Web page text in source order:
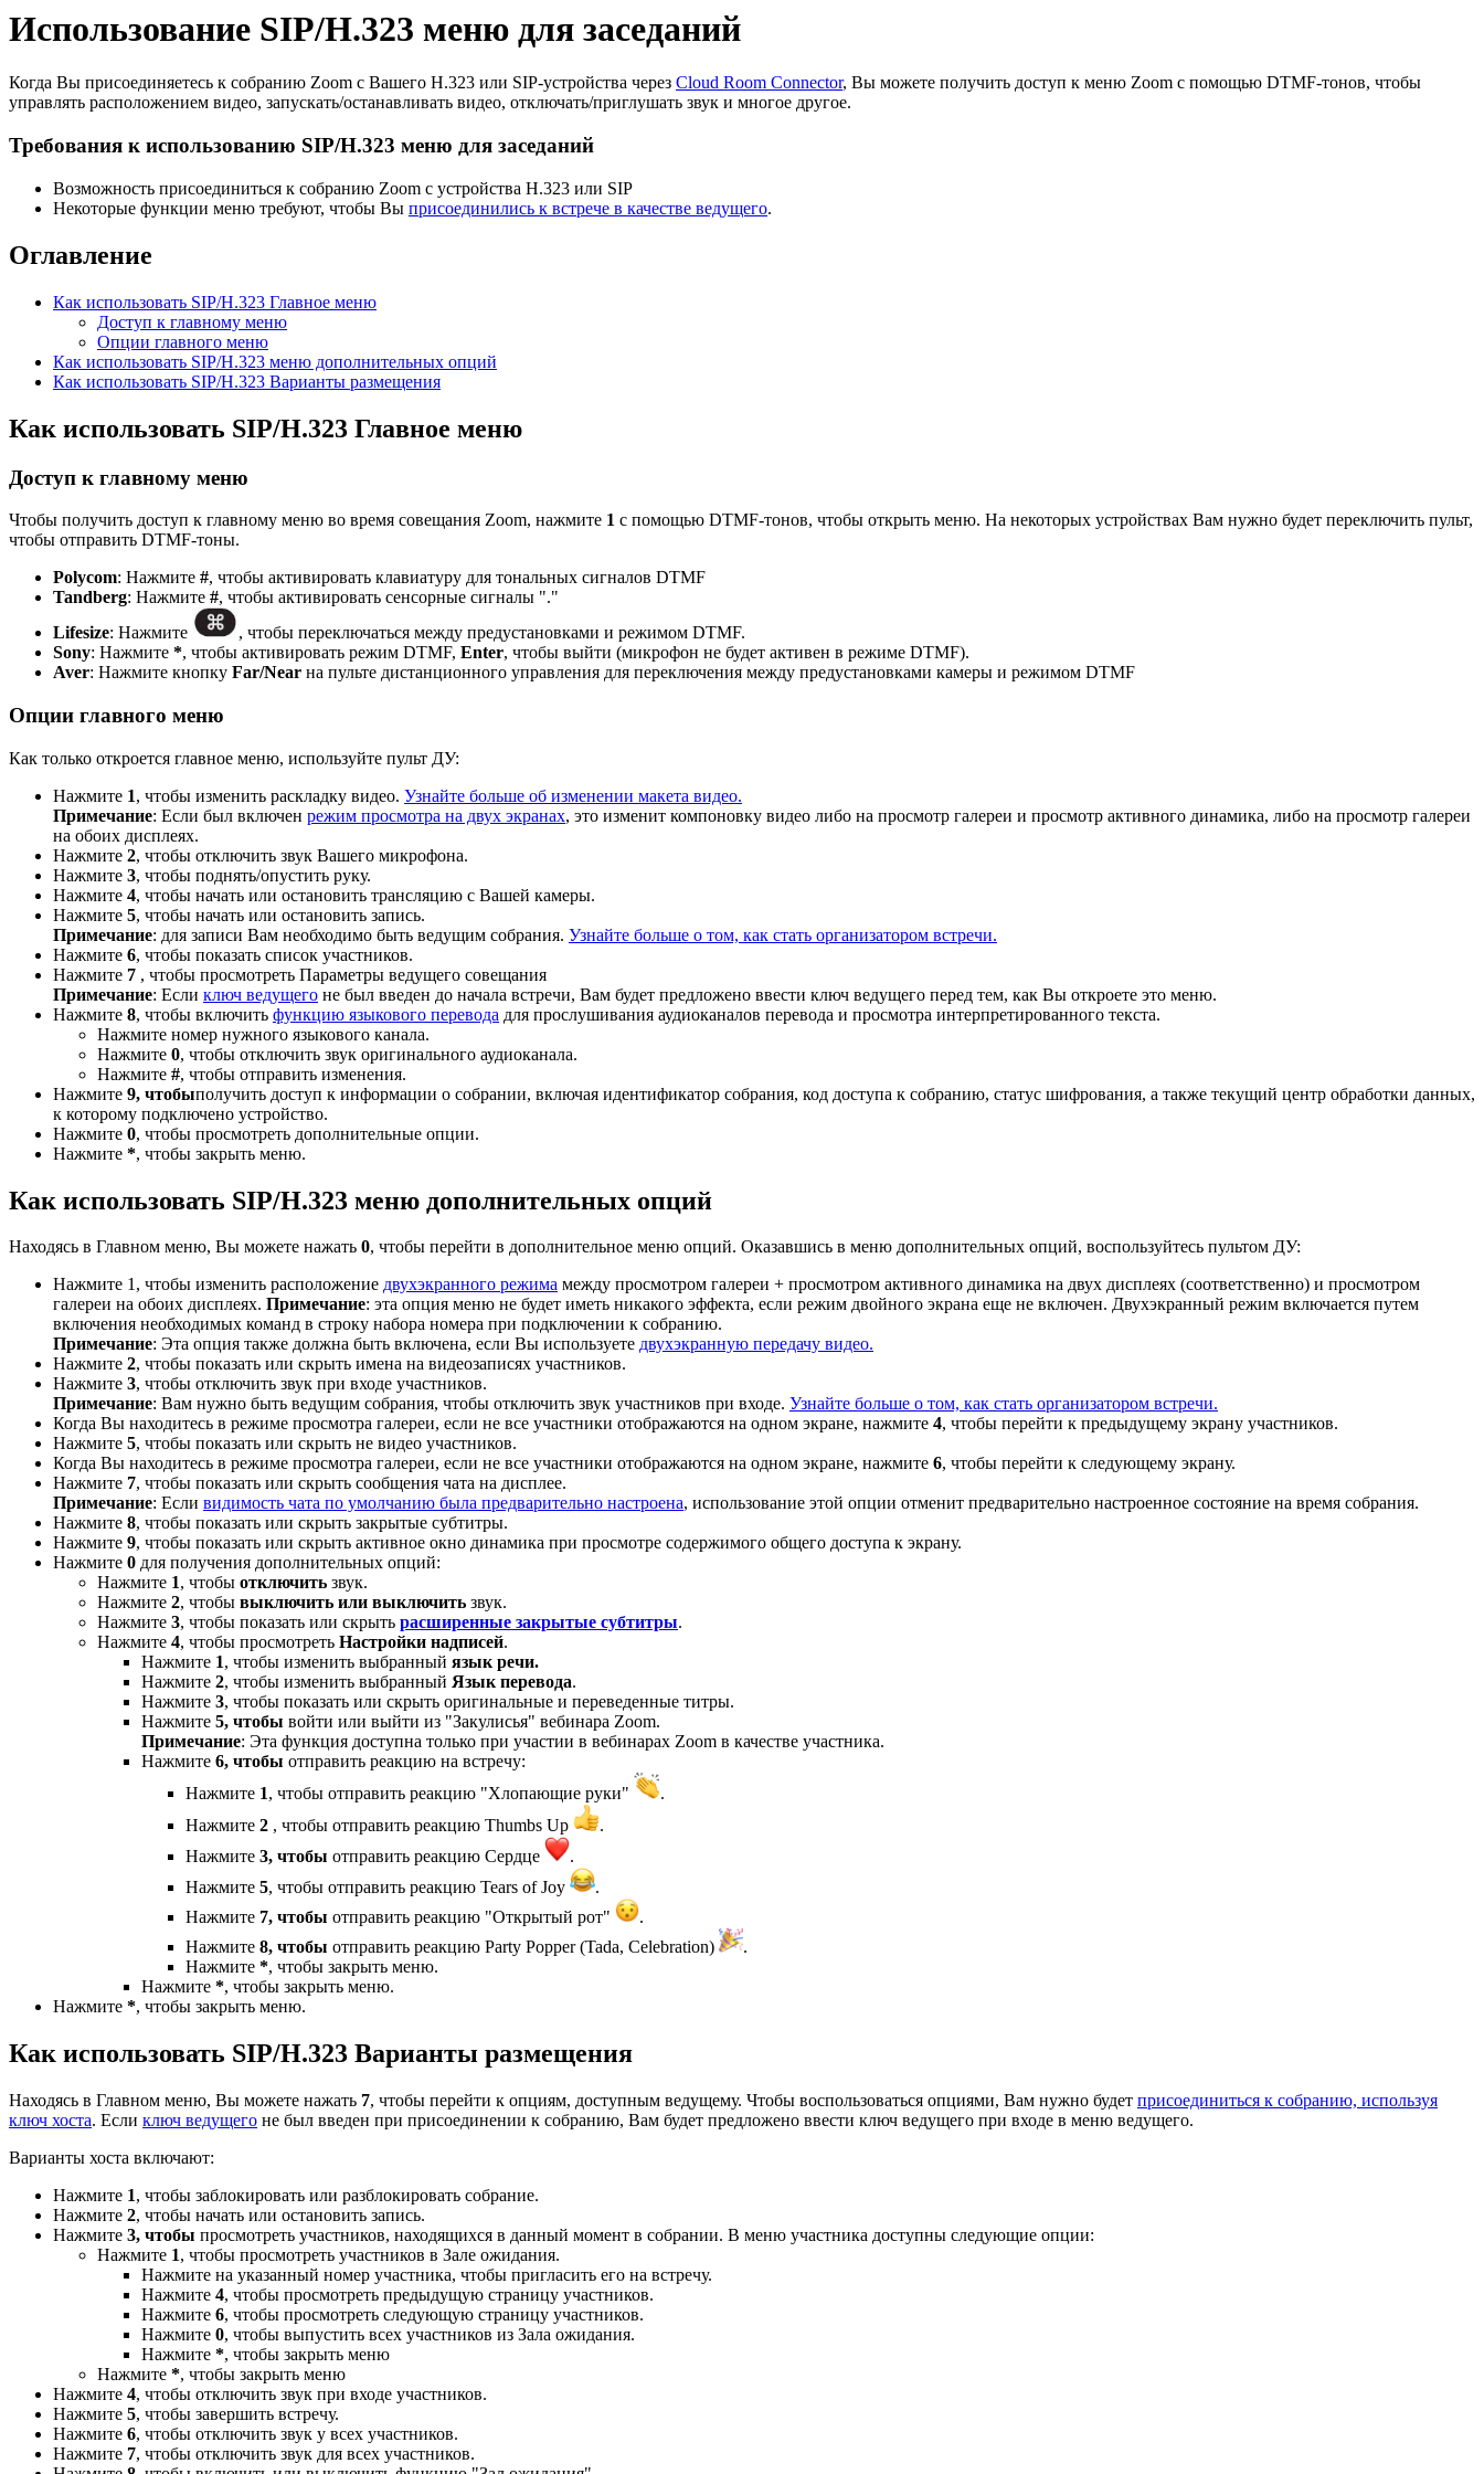
Использование SIP/H.323 меню для заседаний
Когда Вы присоединяетесь к собранию Zoom с Вашего H.323 или SIP-устройства через Cloud Room Connector, Вы можете получить доступ к меню Zoom с помощью DTMF-тонов, чтобы
управлять расположением видео, запускать/останавливать видео, отключать/приглушать звук и многое другое.
Требования к использованию SIP/H.323 меню для заседаний
Возможность присоединиться к собранию Zoom с устройства H.323 или SIP
Некоторые функции меню требуют, чтобы Вы присоединились к встрече в качестве ведущего.
Оглавление
Как использовать SIP/H.323 Главное меню
Доступ к главному меню
Опции главного меню
Как использовать SIP/H.323 меню дополнительных опций
Как использовать SIP/H.323 Варианты размещения
Как использовать SIP/H.323 Главное меню
Доступ к главному меню
Чтобы получить доступ к главному меню во время совещания Zoom, нажмите 1 с помощью DTMF-тонов, чтобы открыть меню. На некоторых устройствах Вам нужно будет переключить пульт,
чтобы отправить DTMF-тоны.
Polycom: Нажмите #, чтобы активировать клавиатуру для тональных сигналов DTMF
Tandberg: Нажмите #, чтобы активировать сенсорные сигналы "."
Lifesize: Нажмите
, чтобы переключаться между предустановками и режимом DTMF.
Sony: Нажмите *, чтобы активировать режим DTMF, Enter, чтобы выйти (микрофон не будет активен в режиме DTMF).
Aver: Нажмите кнопку Far/Near на пульте дистанционного управления для переключения между предустановками камеры и режимом DTMF
Опции главного меню
Как только откроется главное меню, используйте пульт ДУ:
Нажмите 1, чтобы изменить раскладку видео. Узнайте больше об изменении макета видео.
Примечание: Если был включен режим просмотра на двух экранах, это изменит компоновку видео либо на просмотр галереи и просмотр активного динамика, либо на просмотр галереи
на обоих дисплеях.
Нажмите 2, чтобы отключить звук Вашего микрофона.
Нажмите 3, чтобы поднять/опустить руку.
Нажмите 4, чтобы начать или остановить трансляцию с Вашей камеры.
Нажмите 5, чтобы начать или остановить запись.
Примечание: для записи Вам необходимо быть ведущим собрания. Узнайте больше о том, как стать организатором встречи.
Нажмите 6, чтобы показать список участников.
Нажмите 7 , чтобы просмотреть Параметры ведущего совещания
Примечание: Если ключ ведущего не был введен до начала встречи, Вам будет предложено ввести ключ ведущего перед тем, как Вы откроете это меню.
Нажмите 8, чтобы включить функцию языкового перевода для прослушивания аудиоканалов перевода и просмотра интерпретированного текста.
Нажмите номер нужного языкового канала.
Нажмите 0, чтобы отключить звук оригинального аудиоканала.
Нажмите #, чтобы отправить изменения.
Нажмите 9, чтобыполучить доступ к информации о собрании, включая идентификатор собрания, код доступа к собранию, статус шифрования, а также текущий центр обработки данных,
к которому подключено устройство.
Нажмите 0, чтобы просмотреть дополнительные опции.
Нажмите *, чтобы закрыть меню.
Как использовать SIP/H.323 меню дополнительных опций
Находясь в Главном меню, Вы можете нажать 0, чтобы перейти в дополнительное меню опций. Оказавшись в меню дополнительных опций, воспользуйтесь пультом ДУ:
Нажмите 1, чтобы изменить расположение двухэкранного режима между просмотром галереи + просмотром активного динамика на двух дисплеях (соответственно) и просмотром
галереи на обоих дисплеях. Примечание: эта опция меню не будет иметь никакого эффекта, если режим двойного экрана еще не включен. Двухэкранный режим включается путем
включения необходимых команд в строку набора номера при подключении к собранию.
Примечание: Эта опция также должна быть включена, если Вы используете двухэкранную передачу видео.
Нажмите 2, чтобы показать или скрыть имена на видеозаписях участников.
Нажмите 3, чтобы отключить звук при входе участников.
Примечание: Вам нужно быть ведущим собрания, чтобы отключить звук участников при входе. Узнайте больше о том, как стать организатором встречи.
Когда Вы находитесь в режиме просмотра галереи, если не все участники отображаются на одном экране, нажмите 4, чтобы перейти к предыдущему экрану участников.
Нажмите 5, чтобы показать или скрыть не видео участников.
Когда Вы находитесь в режиме просмотра галереи, если не все участники отображаются на одном экране, нажмите 6, чтобы перейти к следующему экрану.
Нажмите 7, чтобы показать или скрыть сообщения чата на дисплее.
Примечание: Если видимость чата по умолчанию была предварительно настроена, использование этой опции отменит предварительно настроенное состояние на время собрания.
Нажмите 8, чтобы показать или скрыть закрытые субтитры.
Нажмите 9, чтобы показать или скрыть активное окно динамика при просмотре содержимого общего доступа к экрану.
Нажмите 0 для получения дополнительных опций:
Нажмите 1, чтобы отключить звук.
Нажмите 2, чтобы выключить или выключить звук.
Нажмите 3, чтобы показать или скрыть расширенные закрытые субтитры.
Нажмите 4, чтобы просмотреть Настройки надписей.
Нажмите 1, чтобы изменить выбранный язык речи.
Нажмите 2, чтобы изменить выбранный Язык перевода.
Нажмите 3, чтобы показать или скрыть оригинальные и переведенные титры.
Нажмите 5, чтобы войти или выйти из "Закулисья" вебинара Zoom.
Примечание: Эта функция доступна только при участии в вебинарах Zoom в качестве участника.
Нажмите 6, чтобы отправить реакцию на встречу:
Нажмите 1, чтобы отправить реакцию "Хлопающие руки"
.
Нажмите 2 , чтобы отправить реакцию Thumbs Up
.
Нажмите 3, чтобы отправить реакцию Сердце
.
Нажмите 5, чтобы отправить реакцию Tears of Joy
.
Нажмите 7, чтобы отправить реакцию "Открытый рот"
.
Нажмите 8, чтобы отправить реакцию Party Popper (Tada, Celebration)
.
Нажмите *, чтобы закрыть меню.
Нажмите *, чтобы закрыть меню.
Нажмите *, чтобы закрыть меню.
Как использовать SIP/H.323 Варианты размещения
Находясь в Главном меню, Вы можете нажать 7, чтобы перейти к опциям, доступным ведущему. Чтобы воспользоваться опциями, Вам нужно будет присоединиться к собранию, используя
ключ хоста. Если ключ ведущего не был введен при присоединении к собранию, Вам будет предложено ввести ключ ведущего при входе в меню ведущего.
Варианты хоста включают:
Нажмите 1, чтобы заблокировать или разблокировать собрание.
Нажмите 2, чтобы начать или остановить запись.
Нажмите 3, чтобы просмотреть участников, находящихся в данный момент в собрании. В меню участника доступны следующие опции:
Нажмите 1, чтобы просмотреть участников в Зале ожидания.
Нажмите на указанный номер участника, чтобы пригласить его на встречу.
Нажмите 4, чтобы просмотреть предыдущую страницу участников.
Нажмите 6, чтобы просмотреть следующую страницу участников.
Нажмите 0, чтобы выпустить всех участников из Зала ожидания.
Нажмите *, чтобы закрыть меню
Нажмите *, чтобы закрыть меню
Нажмите 4, чтобы отключить звук при входе участников.
Нажмите 5, чтобы завершить встречу.
Нажмите 6, чтобы отключить звук у всех участников.
Нажмите 7, чтобы отключить звук для всех участников.